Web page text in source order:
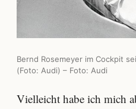
Bernd Rosemeyer im Cockpit
(Foto: Audi) – Foto: Audi
Vielleicht habe ich mich